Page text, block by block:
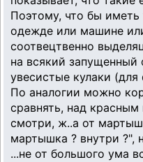
Поэтому, что бы иметь
одежде или машине
соотвецтвенно
на всякий запущенный
увесистые кулаки
По аналогии можно
сравнять, над красным
смотри, ж..а от
мартышка ? внутри ?",
...не от большого ума